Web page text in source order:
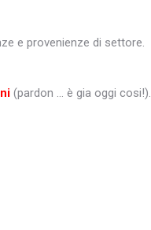
e provenienze di settore.
(pardon … è gia oggi cosi!).